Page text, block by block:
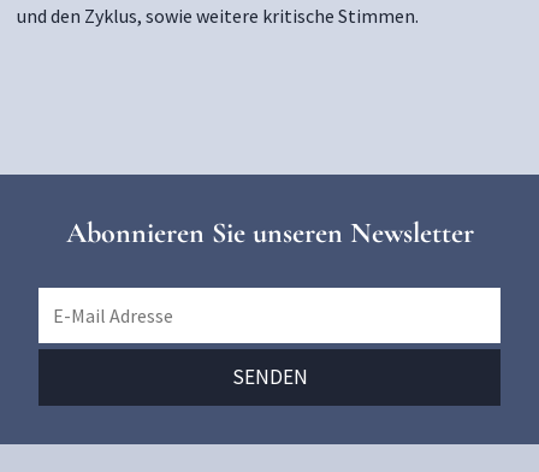
und den Zyklus, sowie weitere kritische Stimmen.
Abonnieren Sie unseren Newsletter